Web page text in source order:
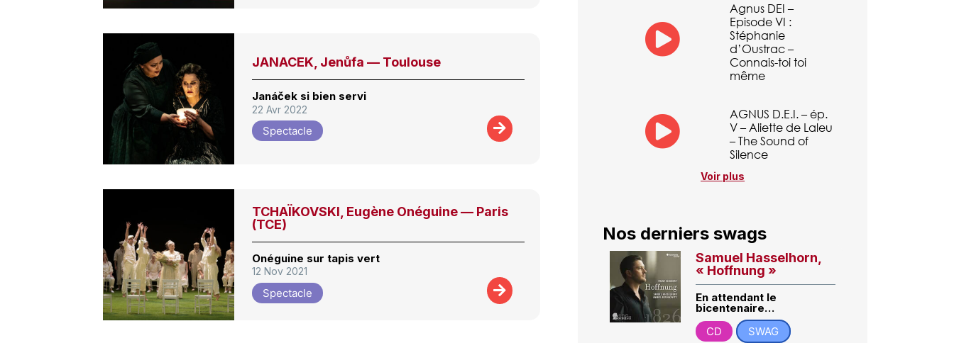
JANACEK, Jenůfa — Toulouse
Janáček si bien servi
22 Avr 2022
Spectacle
TCHAÏKOVSKI, Eugène Onéguine — Paris
(TCE)
Onéguine sur tapis vert
12 Nov 2021
Spectacle
Agnus DEI –
Episode VI :
Stéphanie
d’Oustrac –
Connais-toi toi
même
AGNUS D.E.I. – ép.
V – Aliette de Laleu
– The Sound of
Silence
Voir plus
Nos derniers swags
Samuel Hasselhorn,
« Hoffnung »
En attendant le
bicentenaire…
CD
SWAG